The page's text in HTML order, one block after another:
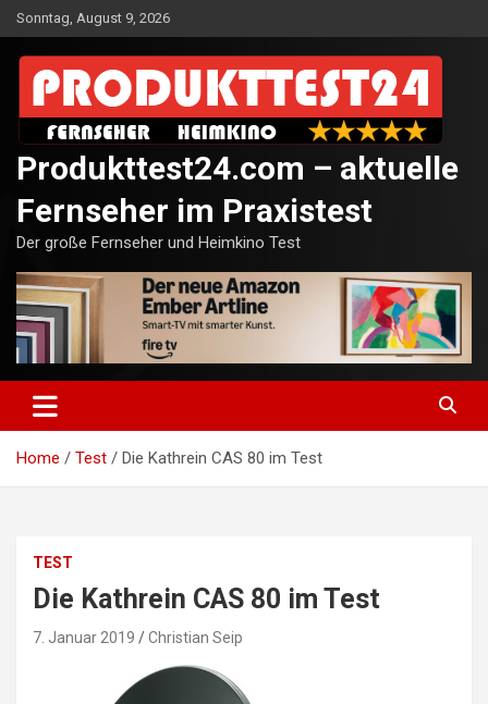
Skip
to
content
Sonntag, August 9, 2026
Produkttest24.com – aktuelle
Fernseher im Praxistest
Der große Fernseher und Heimkino Test
Home Test Die Kathrein CAS 80 im Test
TEST
Die Kathrein CAS 80 im Test
7. Januar 2019 Christian Seip